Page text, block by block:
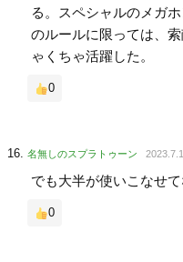
る。スペシャルのメガ
のルールに限っては、
ゃくちゃ活躍した。
0
名無しのスプラトゥーン
でも大半が使いこなせ
0